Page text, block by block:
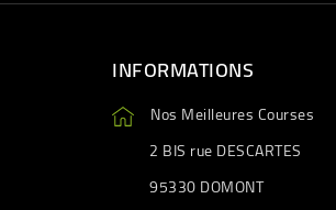
INFORMATIONS
Nos Meilleures Courses
2 BIS rue DESCARTES
95330 DOMONT